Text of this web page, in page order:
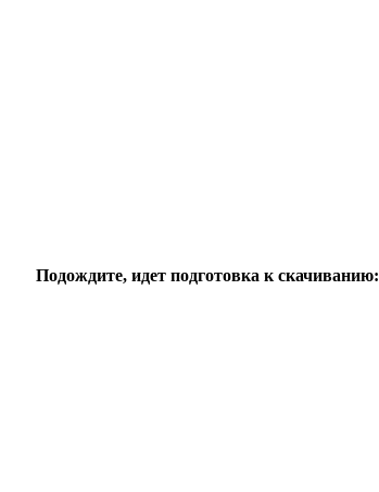
Подождите, идет подготовка к скачиванию: